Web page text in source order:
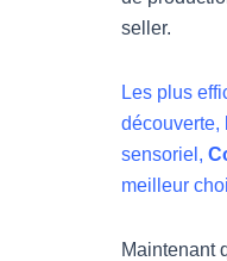
seller.
Les plus
découverte,
sensoriel,
meilleur
Maintenant